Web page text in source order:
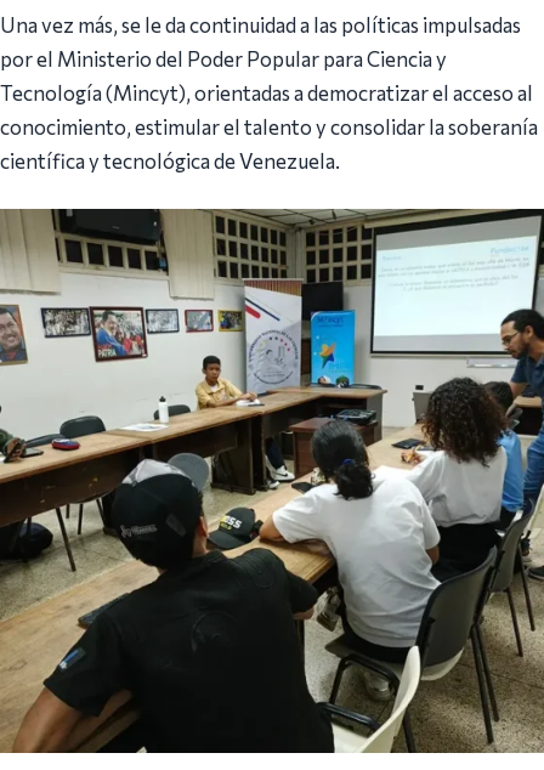
Una vez más, se le da continuidad a las políticas impulsadas
por el Ministerio del Poder Popular para Ciencia y
Tecnología (Mincyt), orientadas a democratizar el acceso al
conocimiento, estimular el talento y consolidar la soberanía
científica y tecnológica de Venezuela.